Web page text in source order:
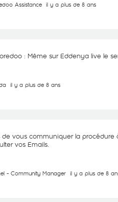
Assistance il y a plus de 8 ans
: Même sur Eddenya live le
il y a plus de 8 ans
de vous communiquer la procédure
vos Emails.
- Community Manager il y a plus de 8